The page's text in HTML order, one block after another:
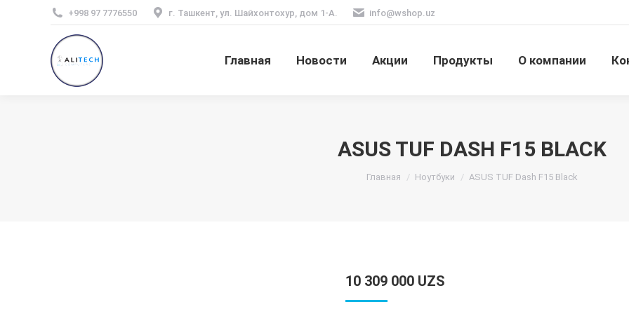
+998 97 7776550 г. Ташкент, ул. Шайхонтохур, дом 1-А. info@wshop.uz
Главная Новости Акции Продукты О компании
ASUS TUF DASH F15 BLACK
Вы здесь:
Главная Ноутбуки ASUS TUF Dash F15 Black
10 309 000 UZS